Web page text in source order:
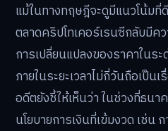
แม้ในทางทฤษฎีจะดูมีแนวโน้มที่
ตลาดคริปโทเคอร์เรนซีกลับมี
การเปลี่ยนแปลงของราคาในร
ภายในระยะเวลาไม่กี่วันถือเป็
อดีตยังชี้ให้เห็นว่า ในช่วงที่ธนา
นโยบายการเงินที่เข้มงวด เช่น